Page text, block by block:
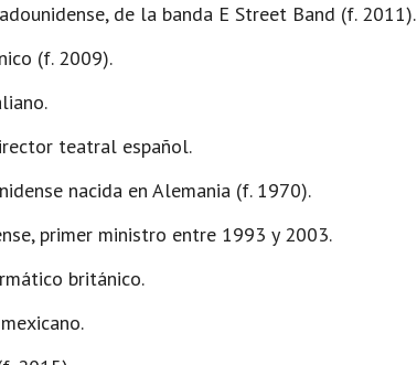
de la banda E Street Band (f. 2011).
(f. 2009).
teatral español.
nacida en Alemania (f. 1970).
primer ministro entre 1993 y 2003.
británico.